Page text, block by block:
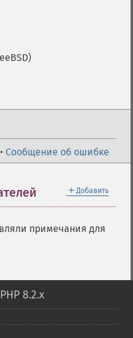
• Сообщение об ошибке
＋ Добавить
примечания для
8.2.x